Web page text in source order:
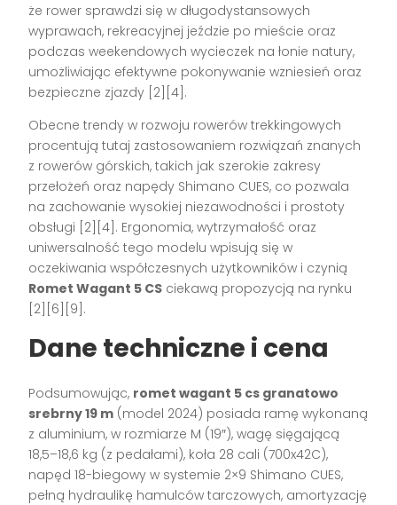
że rower sprawdzi się w długodystansowych
wyprawach, rekreacyjnej jeździe po mieście oraz
podczas weekendowych wycieczek na łonie natury,
umożliwiając efektywne pokonywanie wzniesień oraz
bezpieczne zjazdy [2][4] .
Obecne trendy w rozwoju rowerów trekkingowych
procentują tutaj zastosowaniem rozwiązań znanych
z rowerów górskich, takich jak szerokie zakresy
przełożeń oraz napędy Shimano CUES, co pozwala
na zachowanie wysokiej niezawodności i prostoty
obsługi [2][4] . Ergonomia, wytrzymałość oraz
uniwersalność tego modelu wpisują się w
oczekiwania współczesnych użytkowników i czynią
Romet Wagant 5 CS ciekawą propozycją na rynku
[2][6][9] .
Dane techniczne i cena
Podsumowując, romet wagant 5 cs granatowo
srebrny 19 m (model 2024) posiada ramę wykonaną
z aluminium, w rozmiarze M (19″), wagę sięgającą
18,5–18,6 kg (z pedałami), koła 28 cali (700x42C),
napęd 18-biegowy w systemie 2×9 Shimano CUES,
pełną hydraulikę hamulców tarczowych, amortyzację